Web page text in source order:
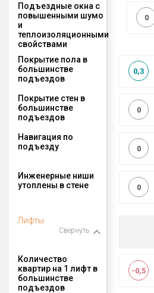
Подъездные окна с
повышенными шумо
и
теплоизоляционными
свойствами
0
Покрытие пола в
большинстве
подъездов
0,3
Покрытие стен в
большинстве
подъездов
0
Навигация по
подъезду
0
Инженерные ниши
утоплены в стене
0
Лифты
Свернуть
Количество
квартир на 1 лифт в
большинстве
подъездов
-0,5